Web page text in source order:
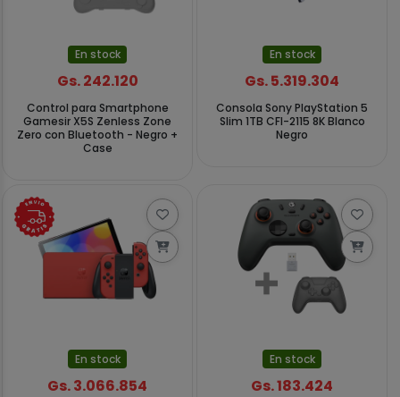
En stock
Gs. 242.120
Control para Smartphone
Gamesir X5S Zenless Zone
Zero con Bluetooth - Negro +
Case
En stock
Gs. 5.319.304
Consola Sony PlayStation 5
Slim 1TB CFI-2115 8K Blanco
Negro
En stock
Gs. 3.066.854
En stock
Gs. 183.424